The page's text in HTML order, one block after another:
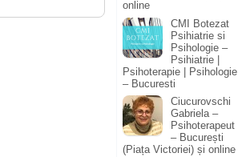
online
CMI Botezat
Psihiatrie si
Psihologie –
Psihiatrie |
Psihoterapie | Psihologie
– Bucuresti
Ciucurovschi
Gabriela –
Psihoterapeut
– București
(Piața Victoriei) și online